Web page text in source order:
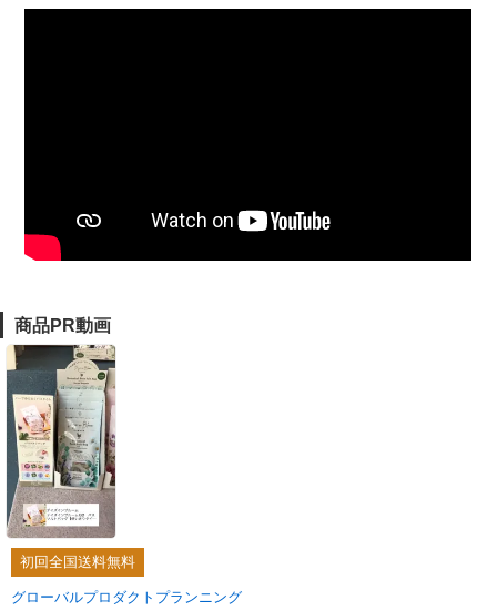
商品PR動画
初回全国送料無料
グローバルプロダクトプランニング